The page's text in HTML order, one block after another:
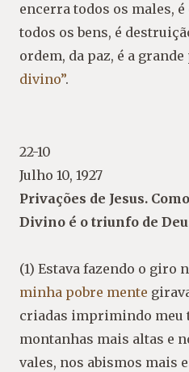
encerra todos os males, é
todos os bens, é
ordem, da paz, é a
divino”.
22-10
Julho 10, 1927
Privações de Jesus.
Divino é o triunfo de
(1) Estava fazendo o giro
minha pobre mente
criadas imprimindo meu
montanhas mais altas e
vales, nos abismos mais